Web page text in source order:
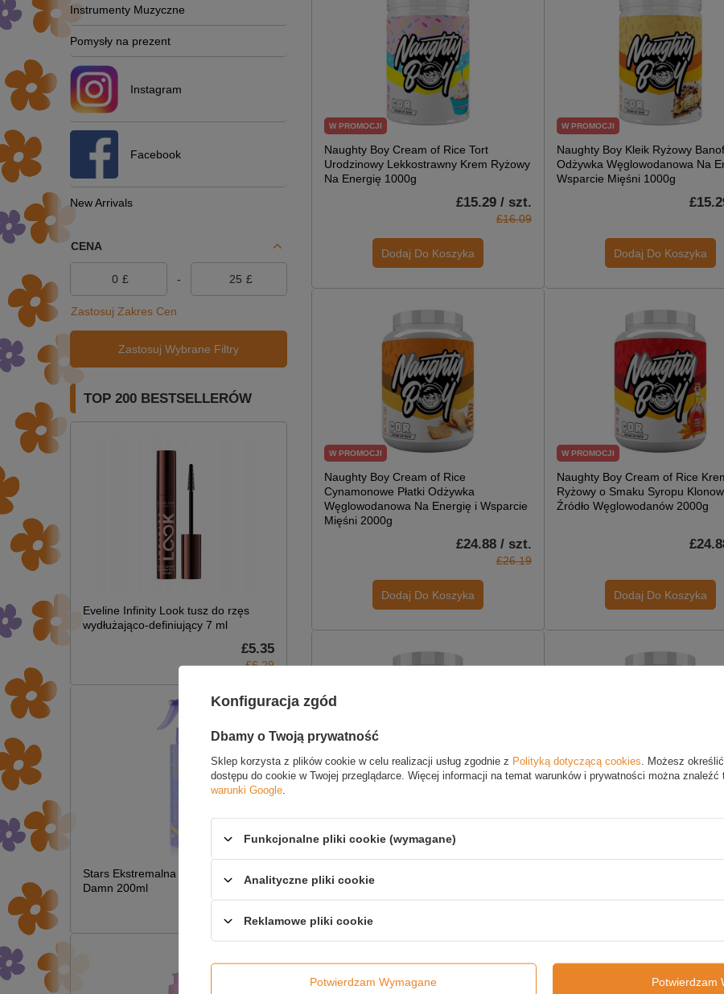
Instrumenty Muzyczne
Pomysły na prezent
Instagram
Facebook
New Arrivals
CENA
£ - £
Zastosuj Zakres Cen
Zastosuj Wybrane Filtry
TOP 200 BESTSELLERÓW
Eveline Infinity Look tusz do rzęs
wydłużająco-definiujący 7 ml
£5.35
£6.29
Stars Ekstremalna Termoochrona Hot
Damn 200ml
W PROMOCJI
Naughty Boy Cream of Rice Tort
Urodzinowy Lekkostrawny Krem Ryżowy
Na Energię 1000g
£15.29 / szt.
£16.09
Dodaj Do Koszyka
W PROMOCJI
Naughty Boy Kleik Ryżowy
Odżywka Węglowodanowa Na
Wsparcie Mięśni 1000g
Dodaj Do Koszyka
W PROMOCJI
Naughty Boy Cream of Rice
Cynamonowe Płatki Odżywka
Węglowodanowa Na Energię i Wsparcie
Mięśni 2000g
£24.88 / szt.
£26.19
Dodaj Do Koszyka
W PROMOCJI
Naughty Boy Cream of Rice
Ryżowy o Smaku Syropu
Źródło Węglowodanów 2000g
Dodaj Do Koszyka
Naughty Boy Krem Ryżowy
Czekoladowe Brownie Odżywka
Węglowodanowa Na Energię i Wsparcie
Mięśni 2000g
Naughty Boy Cream of Rice
Konfiguracja zgód
Dbamy o Twoją prywatność
Sklep korzysta z plików cookie w celu realizacji usług zgodnie z Polityką dotyczącą cookies . Możesz
dostępu do cookie w Twojej przeglądarce. Więcej informacji na temat warunków i prywatności można znaleźć
warunki Google
Funkcjonalne pliki cookie (wymagane)
Analityczne pliki cookie
Reklamowe pliki cookie
Potwierdzam Wymagane Potwierdzam